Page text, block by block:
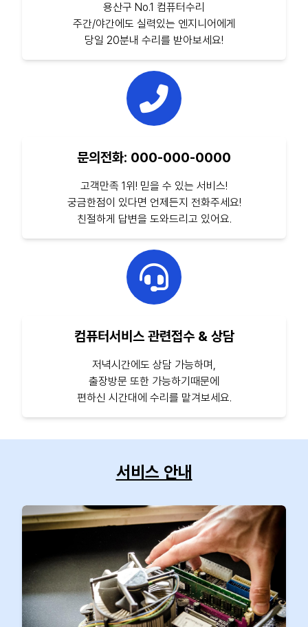
용산구 No.1 컴퓨터수리
주간/야간에도 실력있는 엔지니어에게
당일 20분내 수리를 받아보세요!
문의전화: 000-000-0000
고객만족 1위! 믿을 수 있는 서비스!
궁금한점이 있다면 언제든지 전화주세요!
친절하게 답변을 도와드리고 있어요.
컴퓨터서비스 관련접수 & 상담
저녁시간에도 상담 가능하며,
출장방문 또한 가능하기때문에
편하신 시간대에 수리를 맡겨보세요.
서비스 안내